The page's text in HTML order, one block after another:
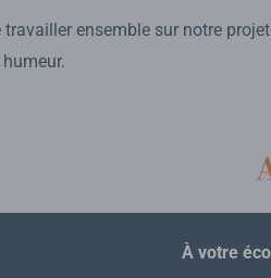
ensemble sur notre
À votre